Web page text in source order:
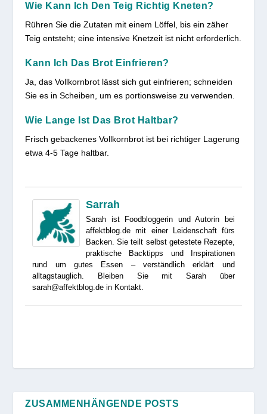
Wie Kann Ich Den Teig Richtig Kneten?
Rühren Sie die Zutaten mit einem Löffel, bis ein zäher
Teig entsteht; eine intensive Knetzeit ist nicht erforderlich.
Kann Ich Das Brot Einfrieren?
Ja, das Vollkornbrot lässt sich gut einfrieren; schneiden
Sie es in Scheiben, um es portionsweise zu verwenden.
Wie Lange Ist Das Brot Haltbar?
Frisch gebackenes Vollkornbrot ist bei richtiger Lagerung
etwa 4-5 Tage haltbar.
Sarrah
Sarah ist Foodbloggerin und Autorin bei
affektblog.de mit einer Leidenschaft fürs
Backen. Sie teilt selbst getestete Rezepte,
praktische Backtipps und Inspirationen
rund um gutes Essen – verständlich erklärt und
alltagstauglich. Bleiben Sie mit Sarah über
sarah@affektblog.de in Kontakt.
ZUSAMMENHÄNGENDE POSTS